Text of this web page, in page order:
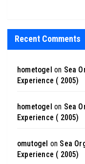
Recent Comments
hometogel on Sea
Experience ( 2005)
hometogel on Sea
Experience ( 2005)
omutogel on Sea
Experience ( 2005)